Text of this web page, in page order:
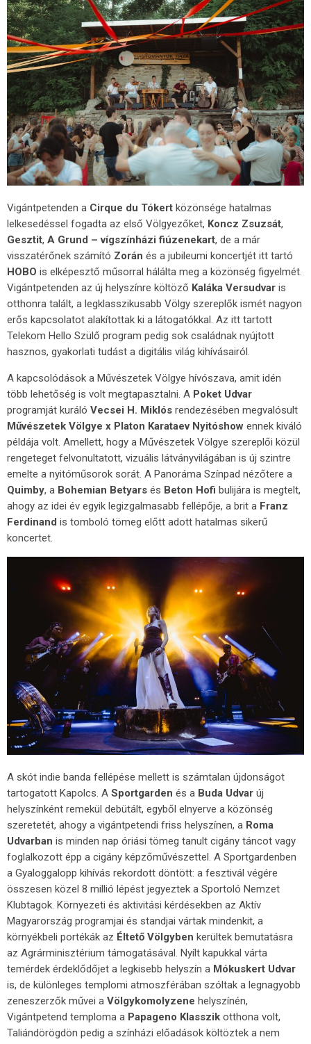
Vigántpetenden a Cirque du Tókert közönsége hatalmas
lelkesedéssel fogadta az első Völgyezőket, Koncz Zsuzsát,
Gesztit, A Grund – vígszínházi fiúzenekart, de a már
visszatérőnek számító Zorán és a jubileumi koncertjét itt tartó
HOBO is elképesztő műsorral hálálta meg a közönség figyelmét.
Vigántpetenden az új helyszínre költöző Kaláka Versudvar is
otthonra talált, a legklasszikusabb Völgy szereplők ismét nagyon
erős kapcsolatot alakítottak ki a látogatókkal. Az itt tartott
Telekom Hello Szülő program pedig sok családnak nyújtott
hasznos, gyakorlati tudást a digitális világ kihívásairól.
A kapcsolódások a Művészetek Völgye hívószava, amit idén
több lehetőség is volt megtapasztalni. A Poket Udvar
programját kuráló Vecsei H. Miklós rendezésében megvalósult
Művészetek Völgye x Platon Karataev Nyitóshow ennek kiváló
példája volt. Amellett, hogy a Művészetek Völgye szereplői közül
rengeteget felvonultatott, vizuális látványvilágában is új szintre
emelte a nyitóműsorok sorát. A Panoráma Színpad nézőtere a
Quimby, a Bohemian Betyars és Beton Hofi bulijára is megtelt,
ahogy az idei év egyik legizgalmasabb fellépője, a brit a Franz
Ferdinand is tomboló tömeg előtt adott hatalmas sikerű
koncertet.
A skót indie banda fellépése mellett is számtalan újdonságot
tartogatott Kapolcs. A Sportgarden és a Buda Udvar új
helyszínként remekül debütált, egyből elnyerve a közönség
szeretetét, ahogy a vigántpetendi friss helyszínen, a Roma
Udvarban is minden nap óriási tömeg tanult cigány táncot vagy
foglalkozott épp a cigány képzőművészettel. A Sportgardenben
a Gyaloggalopp kihívás rekordott döntött: a fesztivál végére
összesen közel 8 millió lépést jegyeztek a Sportoló Nemzet
Klubtagok. Környezeti és aktivitási kérdésekben az Aktív
Magyarország programjai és standjai vártak mindenkit, a
környékbeli portékák az Éltető Völgyben kerültek bemutatásra
az Agrárminisztérium támogatásával. Nyílt kapukkal várta
temérdek érdeklődőjet a legkisebb helyszín a Mókuskert Udvar
is, de különleges templomi atmoszférában szóltak a legnagyobb
zeneszerzők művei a Völgykomolyzene helyszínén,
Vigántpetend temploma a Papageno Klasszik otthona volt,
Taliándörögdön pedig a színházi előadások költöztek a nem